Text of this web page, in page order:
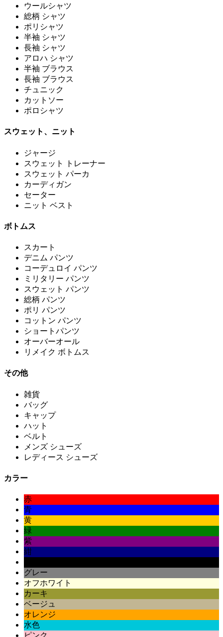
ウールシャツ
総柄 シャツ
ポリシャツ
半袖 シャツ
長袖 シャツ
アロハ シャツ
半袖 ブラウス
長袖 ブラウス
チュニック
カットソー
ポロシャツ
スウェット、ニット
ジャージ
スウェット トレーナー
スウェット パーカ
カーディガン
セーター
ニット ベスト
ボトムス
スカート
デニム パンツ
コーデュロイ パンツ
ミリタリー パンツ
スウェット パンツ
総柄 パンツ
ポリ パンツ
コットン パンツ
ショートパンツ
オーバーオール
リメイク ボトムス
その他
雑貨
バッグ
キャップ
ハット
ベルト
メンズ シューズ
レディース シューズ
カラー
赤
青
黄
緑
紫
紺
グレー
オフホワイト
カーキ
ベージュ
オレンジ
水色